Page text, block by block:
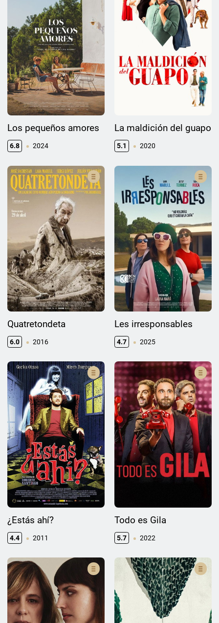
Los pequeños amores
6.8 2024
La maldición del guapo
5.1 2020
Quatretondeta
6.0 2016
Les irresponsables
4.7 2025
¿Estás ahí?
4.4 2011
Todo es Gila
5.7 2022